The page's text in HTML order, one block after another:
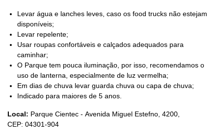
Levar água e lanches leves, caso os food trucks não estejam
disponíveis;
Levar repelente;
Usar roupas confortáveis e calçados adequados para
caminhar;
O Parque tem pouca iluminação, por isso, recomendamos o
uso de lanterna, especialmente de luz vermelha;
Em dias de chuva levar guarda chuva ou capa de chuva;
Indicado para maiores de 5 anos.
Local: Parque Cientec - Avenida Miguel Estefno, 4200,
CEP: 04301-904